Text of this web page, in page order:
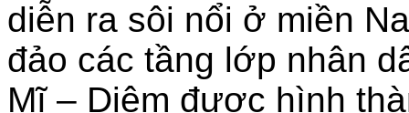
diễn ra sôi nổi ở miền
đảo các tầng lớp nhân
Mĩ – Diệm được hình